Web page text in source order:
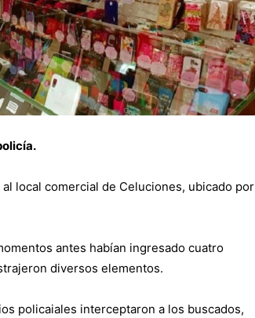
local comercial de Celuciones, ubicado por
antes habían ingresado cuatro
diversos elementos.
policaiales interceptaron a los buscados,